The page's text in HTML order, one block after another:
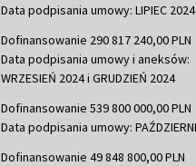
Data podpisania umowy: LIPIEC 2024
Dofinansowanie 290 817 240,00 PLN
Data podpisania umowy i aneksów:
WRZESIEŃ 2024 i GRUDZIEŃ 2024
Dofinansowanie 539 800 000,00 PLN
Data podpisania umowy:
Dofinansowanie 49 848 800,00 PLN